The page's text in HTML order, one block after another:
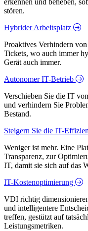
erkennen und beheben,
stören.
Hybrider Arbeitsplatz
Proaktives Verhindern
Tickets, wo auch immer
Gerät auch immer.
Autonomer IT-Betrieb
Verschieben Sie die IT
und verhindern Sie
Bestand.
Steigern Sie die IT-
Weniger ist mehr. Eine
Transparenz, zur
IT, damit sie sich auf das
IT-Kostenoptimierung
VDI richtig
und intelligentere
treffen, gestützt auf
Leistungsmetriken.